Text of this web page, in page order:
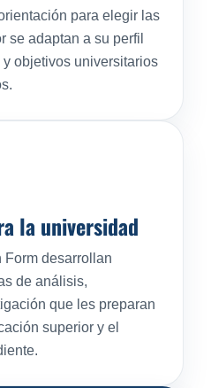
para elegir las
se adaptan a su perfil
objetivos universitarios
la universidad
Form desarrollan
de análisis,
que les preparan
superior y el